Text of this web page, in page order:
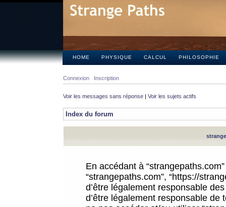
HOME PHYSIQUE CALCUL PHILOSOPHIE
Connexion Inscription
Voir les messages sans réponse | Voir les sujets actifs
Index du forum
En accédant à
“strangepaths.com”, “https://
d’être légalement responsable
d’être légalement responsable